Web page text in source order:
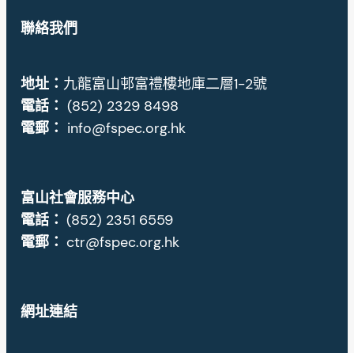
聯絡我們
地址： 九龍富山邨富禮樓地庫二層1-2號
電話： (852) 2329 8498
電郵： info@fspec.org.hk
富山社會服務中心
電話： (852) 2351 6559
電郵： ctr@fspec.org.hk
網址連結